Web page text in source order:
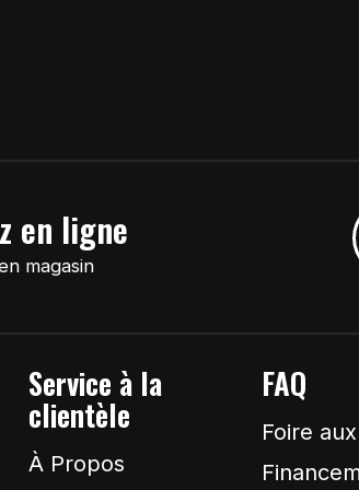
en ligne
magasin
Service à la
clientèle
À Propos
FAQ
Foire